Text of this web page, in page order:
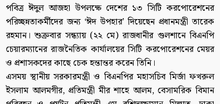
পবিত্র ঈদুল আজহা উপলক্ষে দেশের ১৩ সিটি করপোরেশনের
পরিচ্ছন্নতাকর্মীদের জন্য ‘ঈদ উপহার’ দিয়েছেন প্রধানমন্ত্রী তারেক
রহমান। শুক্রবার সন্ধ্যায় (২২ মে) রাজধানীর গুলশানে বিএনপি
চেয়ারম্যানের রাজনৈতিক কার্যালয়ের সিটি করপোরেশনের মেয়র
ও প্রশাসকদের কাছে চেক হন্তান্তর করেন তিনি।
এসময় স্থানীয় সরকারমন্ত্রী ও বিএনপির মহাসচিব মির্জা ফখরুল
ইসলাম আলমগীর, প্রতিমন্ত্রী মীর শাহে আলম, বেসামরিক বিমান